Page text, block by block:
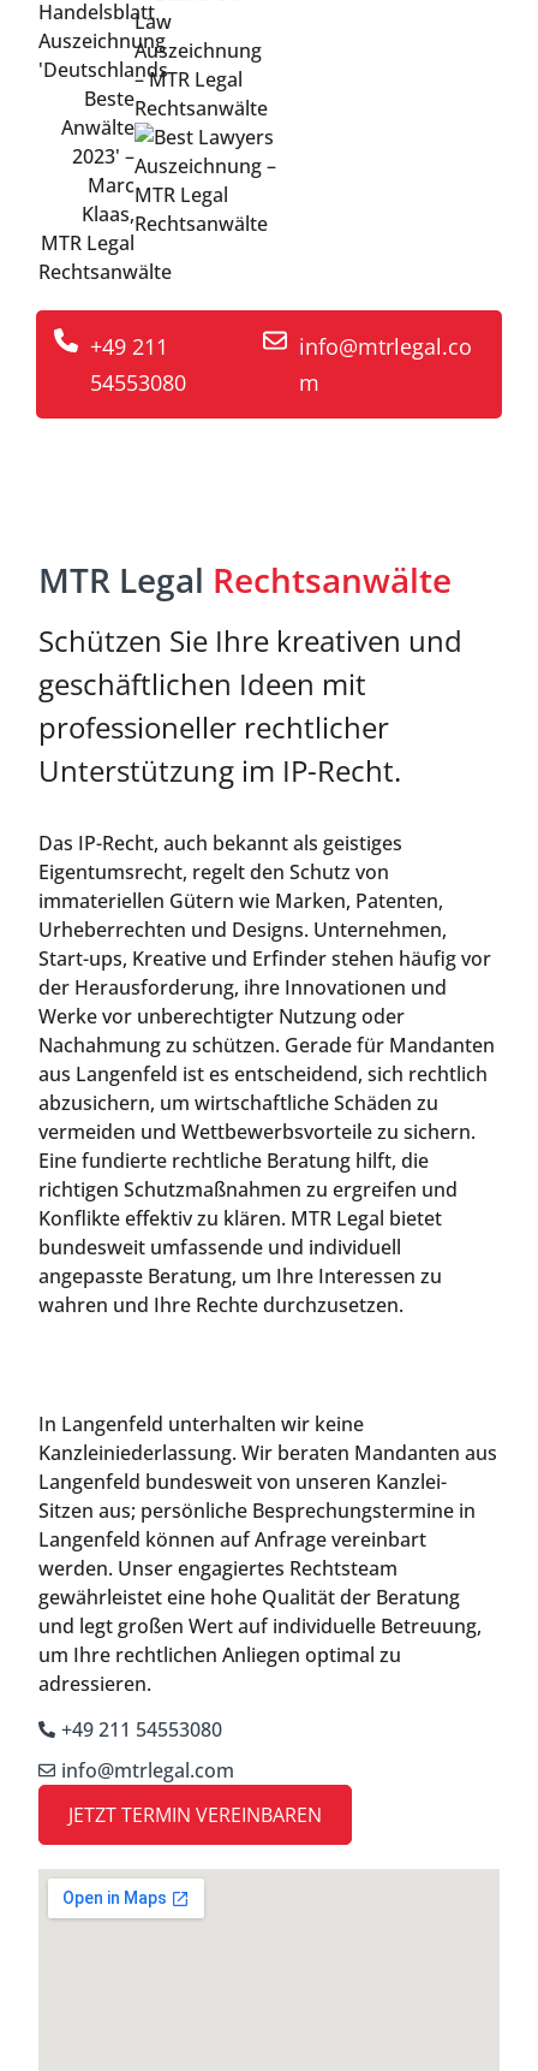
+49 211
54553080
info@mtrlegal.co
m
MTR Legal Rechtsanwälte
Schützen Sie Ihre kreativen und
geschäftlichen Ideen mit
professioneller rechtlicher
Unterstützung im IP-Recht.
Das IP-Recht, auch bekannt als geistiges
Eigentumsrecht, regelt den Schutz von
immateriellen Gütern wie Marken, Patenten,
Urheberrechten und Designs. Unternehmen,
Start-ups, Kreative und Erfinder stehen häufig vor
der Herausforderung, ihre Innovationen und
Werke vor unberechtigter Nutzung oder
Nachahmung zu schützen. Gerade für Mandanten
aus Langenfeld ist es entscheidend, sich rechtlich
abzusichern, um wirtschaftliche Schäden zu
vermeiden und Wettbewerbsvorteile zu sichern.
Eine fundierte rechtliche Beratung hilft, die
richtigen Schutzmaßnahmen zu ergreifen und
Konflikte effektiv zu klären. MTR Legal bietet
bundesweit umfassende und individuell
angepasste Beratung, um Ihre Interessen zu
wahren und Ihre Rechte durchzusetzen.
In Langenfeld unterhalten wir keine
Kanzleiniederlassung. Wir beraten Mandanten aus
Langenfeld bundesweit von unseren Kanzlei-
Sitzen aus; persönliche Besprechungstermine in
Langenfeld können auf Anfrage vereinbart
werden. Unser engagiertes Rechtsteam
gewährleistet eine hohe Qualität der Beratung
und legt großen Wert auf individuelle Betreuung,
um Ihre rechtlichen Anliegen optimal zu
adressieren.
+49 211 54553080
info@mtrlegal.com
JETZT TERMIN VEREINBAREN